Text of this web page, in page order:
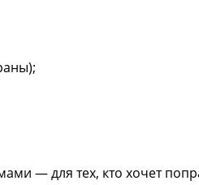
— для тех, кто хочет